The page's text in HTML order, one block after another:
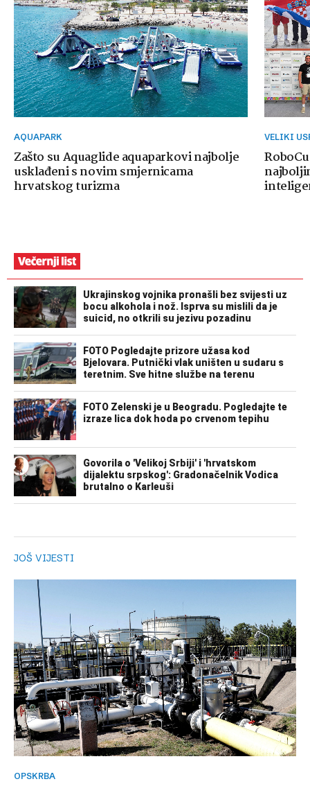
AQUAPARK
Zašto su Aquaglide aquaparkovi najbolje
usklađeni s novim smjernicama
hrvatskog turizma
VELIKI
JOŠ VIJESTI
OPSKRBA